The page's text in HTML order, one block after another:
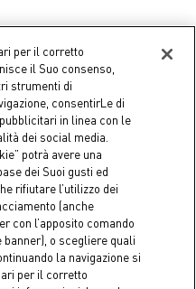
capitale sociale 10.123.282,23
per il corretto
il Suo consenso,
strumenti di
consentirLe di
in linea con le
dei social media.
potrà avere una
dei Suoi gusti ed
rifiutare l’utilizzo dei
(anche
con l’apposito comando
o scegliere quali
la navigazione si
per il corretto